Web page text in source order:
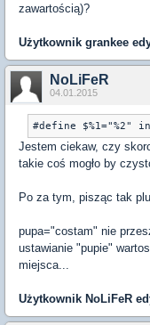
zawartością)?
Użytkownik grankee
NoLiFeR
04.01.2015
Jestem ciekaw, czy
takie coś mogło by
Po za tym, pisząc tak
pupa="costam" nie
ustawianie "pupie"
miejsca...
Użytkownik NoLiFeR